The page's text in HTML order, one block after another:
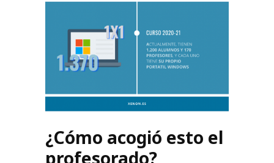
¿Cómo acogió esto el
profesorado?